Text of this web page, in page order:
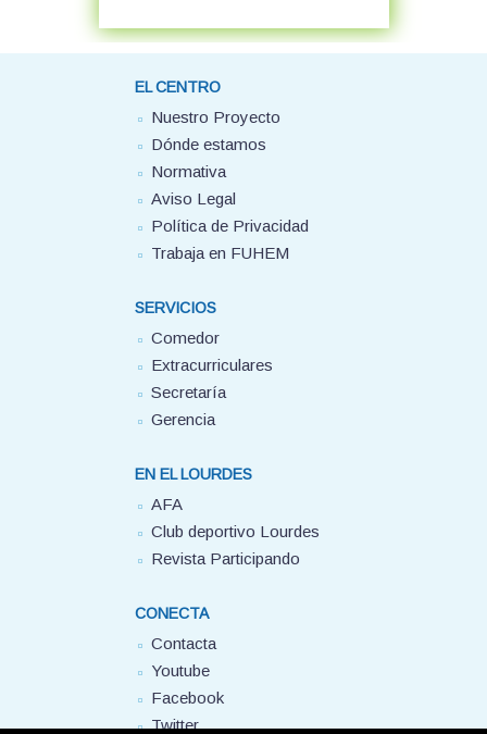
EL CENTRO
Nuestro Proyecto
Dónde estamos
Normativa
Aviso Legal
Política de Privacidad
Trabaja en FUHEM
SERVICIOS
Comedor
Extracurriculares
Secretaría
Gerencia
EN EL LOURDES
AFA
Club deportivo Lourdes
Revista Participando
CONECTA
Contacta
Youtube
Facebook
Twitter